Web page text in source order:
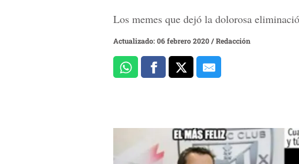
Los memes que dejó la dolorosa
Actualizado: 06 febrero 2020/Redacción